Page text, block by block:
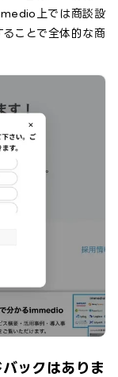
上では商談設
ことで全体的な商
ックはありま